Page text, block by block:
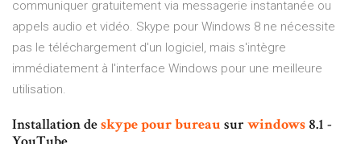
communiquer gratuitement via messagerie instantanée ou
appels audio et vidéo. Skype pour Windows 8 ne nécessite
pas le téléchargement d'un logiciel, mais s'intègre
immédiatement à l'interface Windows pour une meilleure
utilisation.
Installation deskypepourbureau sur windows 8.1 -